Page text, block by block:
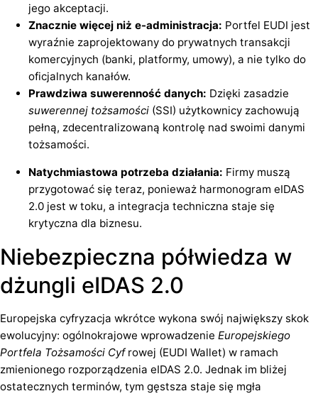
jego akceptacji.
Znacznie więcej niż e-administracja: Portfel EUDI jest
wyraźnie zaprojektowany do prywatnych transakcji
komercyjnych (banki, platformy, umowy), a nie tylko do
oficjalnych kanałów.
Prawdziwa suwerenność danych: Dzięki zasadzie
suwerennej tożsamości (SSI) użytkownicy zachowują
pełną, zdecentralizowaną kontrolę nad swoimi danymi
tożsamości.
Natychmiastowa potrzeba działania: Firmy muszą
przygotować się teraz, ponieważ harmonogram eIDAS
2.0 jest w toku, a integracja techniczna staje się
krytyczna dla biznesu.
Niebezpieczna półwiedza w
dżungli eIDAS 2.0
Europejska cyfryzacja wkrótce wykona swój największy skok
ewolucyjny: ogólnokrajowe wprowadzenie Europejskiego
Portfela Tożsamości Cyfrowej (EUDI Wallet) w ramach
zmienionego rozporządzenia eIDAS 2.0. Jednak im bliżej
ostatecznych terminów, tym gęstsza staje się mgła